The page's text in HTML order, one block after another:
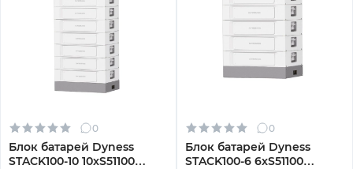
0
Блок батарей Dyness
STACK100-10 10xS51100
0
Блок батарей Dyness
STACK100-6 6xS51100